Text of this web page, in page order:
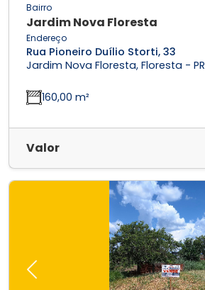
Bairro
Jardim Nova Floresta
Endereço
Rua Pioneiro Duílio Storti, 33
Jardim Nova Floresta, Floresta - PR
160,00 m²
Valor
Previous